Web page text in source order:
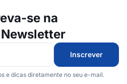
se na
Inscrever
e dicas diretamente no seu e-mail.